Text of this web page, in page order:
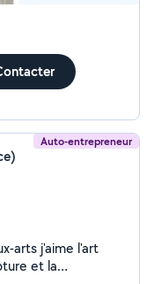
Auto-entrepreneur
arts j'aime l'art
et la